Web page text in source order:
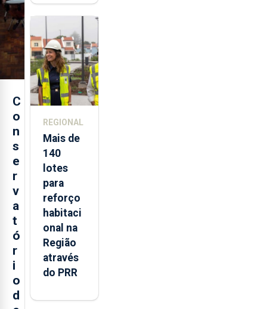
C
o
n
s
e
r
v
a
t
ó
r
i
o
d
está de
aos
Açores
REGIONAL
Mais de
140
lotes
para
reforço
habitaci
onal na
Região
através
do PRR